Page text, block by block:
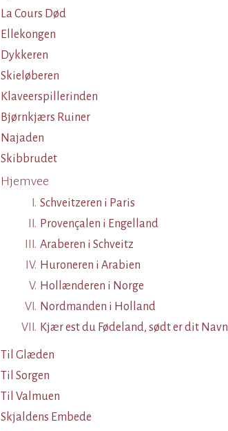
La Cours Død
Ellekongen
Dykkeren
Skieløberen
Klaveerspillerinden
Bjørnkjærs Ruiner
Najaden
Skibbrudet
Hjemvee
I. Schveitzeren i Paris
II. Provençalen i Engelland
III. Araberen i Schveitz
IV. Huroneren i Arabien
V. Hollænderen i Norge
VI. Nordmanden i Holland
VII. Kjær est du Fødeland, sødt er dit Navn
Til Glæden
Til Sorgen
Til Valmuen
Skjaldens Embede